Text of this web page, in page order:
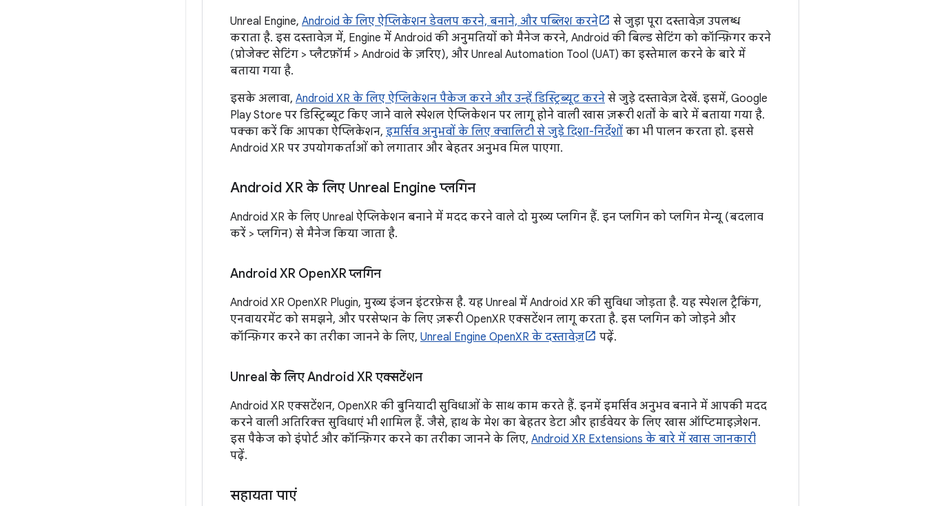
Unreal Engine, Android के लिए ऐप्लिकेशन डेवलप करने, बनाने, और पब्लिश करने
से जुड़ा पूरा दस्तावेज़ उपलब्ध
कराता है. इस दस्तावेज़ में, Engine में Android की अनुमतियों को मैनेज करने, Android की बिल्ड सेटिंग को कॉन्फ़िगर करने
(प्रोजेक्ट सेटिंग > प्लैटफ़ॉर्म > Android के ज़रिए), और Unreal Automation Tool (UAT) का इस्तेमाल करने के बारे में
बताया गया है.
इसके अलावा, Android XR के लिए ऐप्लिकेशन पैकेज करने और उन्हें डिस्ट्रिब्यूट करने से जुड़े दस्तावेज़ देखें. इसमें, Google
Play Store पर डिस्ट्रिब्यूट किए जाने वाले स्पेशल ऐप्लिकेशन पर लागू होने वाली खास ज़रूरी शर्तों के बारे में बताया गया है.
पक्का करें कि आपका ऐप्लिकेशन, इमर्सिव अनुभवों के लिए क्वालिटी से जुड़े दिशा-निर्देशों का भी पालन करता हो. इससे
Android XR पर उपयोगकर्ताओं को लगातार और बेहतर अनुभव मिल पाएगा.
Android XR के लिए Unreal Engine प्लगिन
Android XR के लिए Unreal ऐप्लिकेशन बनाने में मदद करने वाले दो मुख्य प्लगिन हैं. इन प्लगिन को प्लगिन मेन्यू (बदलाव
करें > प्लगिन) से मैनेज किया जाता है.
Android XR OpenXR प्लगिन
Android XR OpenXR Plugin, मुख्य इंजन इंटरफ़ेस है. यह Unreal में Android XR की सुविधा जोड़ता है. यह स्पेशल ट्रैकिंग,
एनवायरमेंट को समझने, और परसेप्शन के लिए ज़रूरी OpenXR एक्सटेंशन लागू करता है. इस प्लगिन को जोड़ने और
कॉन्फ़िगर करने का तरीका जानने के लिए, Unreal Engine OpenXR के दस्तावेज़ पढ़ें.
Unreal के लिए Android XR एक्सटेंशन
Android XR एक्सटेंशन, OpenXR की बुनियादी सुविधाओं के साथ काम करते हैं. इनमें इमर्सिव अनुभव बनाने में आपकी मदद
करने वाली अतिरिक्त सुविधाएं भी शामिल हैं. जैसे, हाथ के मेश का बेहतर डेटा और हार्डवेयर के लिए खास ऑप्टिमाइज़ेशन.
इस पैकेज को इंपोर्ट और कॉन्फ़िगर करने का तरीका जानने के लिए, Android XR Extensions के बारे में खास जानकारी
पढ़ें.
सहायता पाएं